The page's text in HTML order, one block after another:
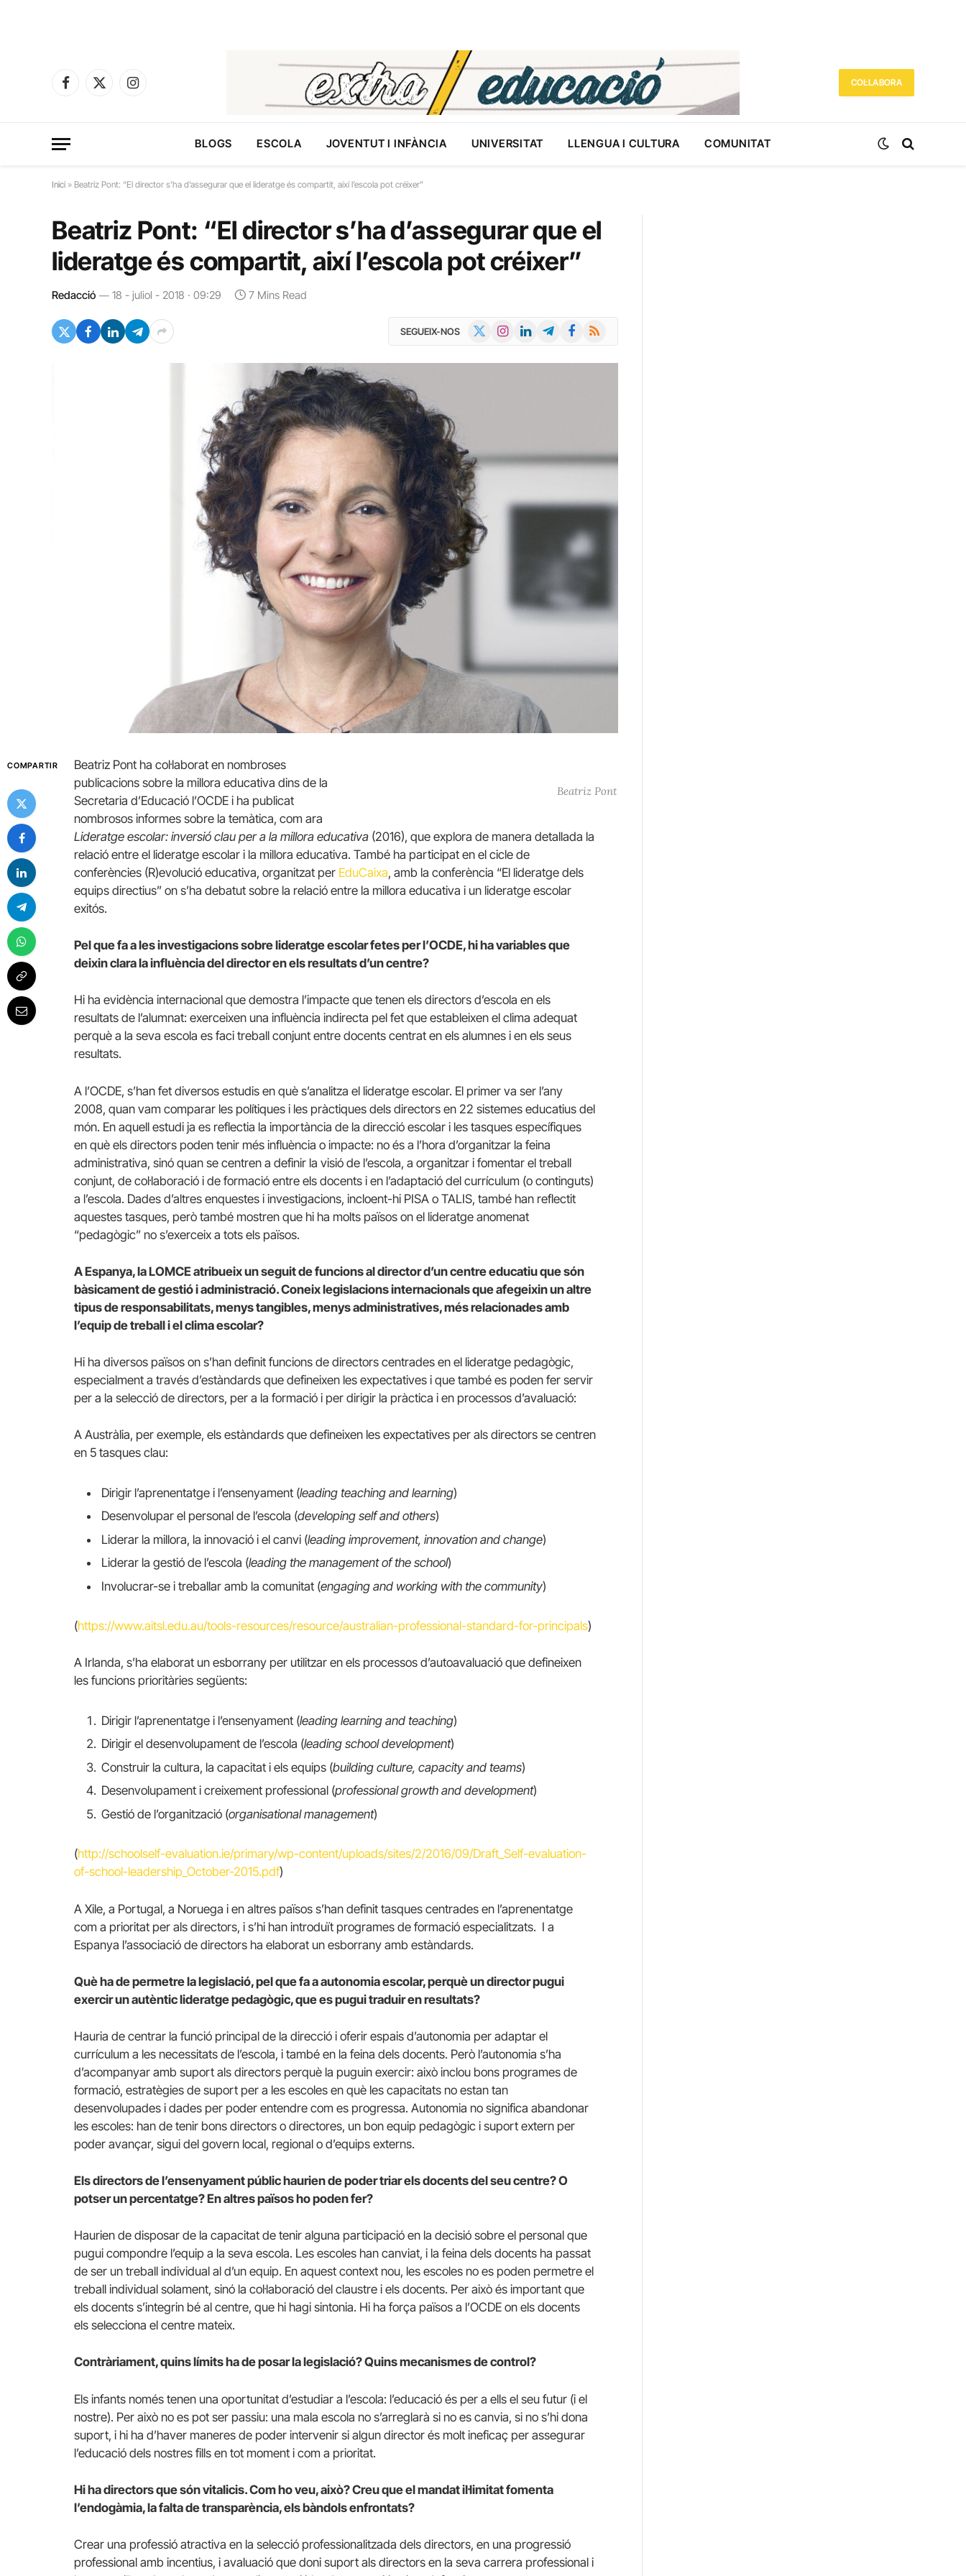
Facebook
X
Instagram
COL·LABORA
BLOGS ESCOLA JOVENTUT I INFÀNCIA UNIVERSITAT LLENGUA I CULTURA COMUNITAT
Inici » Beatriz Pont: “El director s’ha d’assegurar que el lideratge és compartit, així l’escola pot créixer”
Beatriz Pont: “El director s’ha d’assegurar que el
lideratge és compartit, així l’escola pot créixer”
Redacció 18 - juliol - 2018 · 09:29 7 Mins Read
SEGUEIX-NOS InstagramLinkedInTelegramFacebook
RSS
COMPARTIR
Beatriz Pont
Beatriz Pont ha col·laborat en nombroses
publicacions sobre la millora educativa dins de la
Secretaria d’Educació l’OCDE i ha publicat
nombrosos informes sobre la temàtica, com ara
Lideratge escolar: inversió clau per a la millora educativa (2016), que explora de manera detallada la
relació entre el lideratge escolar i la millora educativa. També ha participat en el cicle de
conferències (R)evolució educativa, organitzat per EduCaixa, amb la conferència “El lideratge dels
equips directius” on s’ha debatut sobre la relació entre la millora educativa i un lideratge escolar
exitós.
Pel que fa a les investigacions sobre lideratge escolar fetes per l’OCDE, hi ha variables que
deixin clara la influència del director en els resultats d’un centre?
Hi ha evidència internacional que demostra l’impacte que tenen els directors d’escola en els
resultats de l’alumnat: exerceixen una influència indirecta pel fet que estableixen el clima adequat
perquè a la seva escola es faci treball conjunt entre docents centrat en els alumnes i en els seus
resultats.
A l’OCDE, s’han fet diversos estudis en què s’analitza el lideratge escolar. El primer va ser l’any
2008, quan vam comparar les polítiques i les pràctiques dels directors en 22 sistemes educatius del
món. En aquell estudi ja es reflectia la importància de la direcció escolar i les tasques específiques
en què els directors poden tenir més influència o impacte: no és a l’hora d’organitzar la feina
administrativa, sinó quan se centren a definir la visió de l’escola, a organitzar i fomentar el treball
conjunt, de col·laboració i de formació entre els docents i en l’adaptació del currículum (o continguts)
a l’escola. Dades d’altres enquestes i investigacions, incloent-hi PISA o TALIS, també han reflectit
aquestes tasques, però també mostren que hi ha molts països on el lideratge anomenat
“pedagògic” no s’exerceix a tots els països.
A Espanya, la LOMCE atribueix un seguit de funcions al director d’un centre educatiu que són
bàsicament de gestió i administració. Coneix legislacions internacionals que afegeixin un altre
tipus de responsabilitats, menys tangibles, menys administratives, més relacionades amb
l’equip de treball i el clima escolar?
Hi ha diversos països on s’han definit funcions de directors centrades en el lideratge pedagògic,
especialment a través d’estàndards que defineixen les expectatives i que també es poden fer servir
per a la selecció de directors, per a la formació i per dirigir la pràctica i en processos d’avaluació:
A Austràlia, per exemple, els estàndards que defineixen les expectatives per als directors se centren
en 5 tasques clau:
Dirigir l’aprenentatge i l’ensenyament (leading teaching and learning)
Desenvolupar el personal de l’escola (developing self and others)
Liderar la millora, la innovació i el canvi (leading improvement, innovation and change)
Liderar la gestió de l’escola (leading the management of the school)
Involucrar-se i treballar amb la comunitat (engaging and working with the community)
(https://www.aitsl.edu.au/tools-resources/resource/australian-professional-standard-for-principals)
A Irlanda, s’ha elaborat un esborrany per utilitzar en els processos d’autoavaluació que defineixen
les funcions prioritàries següents:
Dirigir l’aprenentatge i l’ensenyament (leading learning and teaching)
Dirigir el desenvolupament de l’escola (leading school development)
Construir la cultura, la capacitat i els equips (building culture, capacity and teams)
Desenvolupament i creixement professional (professional growth and development)
Gestió de l’organització (organisational management)
(http://schoolself-evaluation.ie/primary/wp-content/uploads/sites/2/2016/09/Draft_Self-evaluation-
of-school-leadership_October-2015.pdf)
A Xile, a Portugal, a Noruega i en altres països s’han definit tasques centrades en l’aprenentatge
com a prioritat per als directors, i s’hi han introduït programes de formació especialitzats. I a
Espanya l’associació de directors ha elaborat un esborrany amb estàndards.
Què ha de permetre la legislació, pel que fa a autonomia escolar, perquè un director pugui
exercir un autèntic lideratge pedagògic, que es pugui traduir en resultats?
Hauria de centrar la funció principal de la direcció i oferir espais d’autonomia per adaptar el
currículum a les necessitats de l’escola, i també en la feina dels docents. Però l’autonomia s’ha
d’acompanyar amb suport als directors perquè la puguin exercir: això inclou bons programes de
formació, estratègies de suport per a les escoles en què les capacitats no estan tan
desenvolupades i dades per poder entendre com es progressa. Autonomia no significa abandonar
les escoles: han de tenir bons directors o directores, un bon equip pedagògic i suport extern per
poder avançar, sigui del govern local, regional o d’equips externs.
Els directors de l’ensenyament públic haurien de poder triar els docents del seu centre? O
potser un percentatge? En altres països ho poden fer?
Haurien de disposar de la capacitat de tenir alguna participació en la decisió sobre el personal que
pugui compondre l’equip a la seva escola. Les escoles han canviat, i la feina dels docents ha passat
de ser un treball individual al d’un equip. En aquest context nou, les escoles no es poden permetre el
treball individual solament, sinó la col·laboració del claustre i els docents. Per això és important que
els docents s’integrin bé al centre, que hi hagi sintonia. Hi ha força països a l’OCDE on els docents
els selecciona el centre mateix.
Contràriament, quins límits ha de posar la legislació? Quins mecanismes de control?
Els infants només tenen una oportunitat d’estudiar a l’escola: l’educació és per a ells el seu futur (i el
nostre). Per això no es pot ser passiu: una mala escola no s’arreglarà si no es canvia, si no s’hi dona
suport, i hi ha d’haver maneres de poder intervenir si algun director és molt ineficaç per assegurar
l’educació dels nostres fills en tot moment i com a prioritat.
Hi ha directors que són vitalicis. Com ho veu, això? Creu que el mandat il·limitat fomenta
l’endogàmia, la falta de transparència, els bàndols enfrontats?
Crear una professió atractiva en la selecció professionalitzada dels directors, en una progressió
professional amb incentius, i avaluació que doni suport als directors en la seva carrera professional i